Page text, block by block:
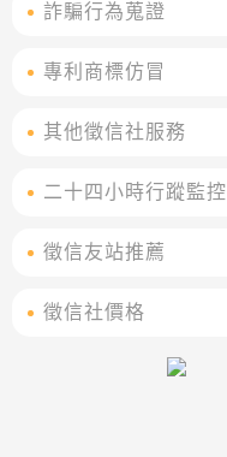
詐騙行為蒐證
專利商標仿冒
其他徵信社服務
二十四小時行蹤監控
徵信友站推薦
徵信社價格